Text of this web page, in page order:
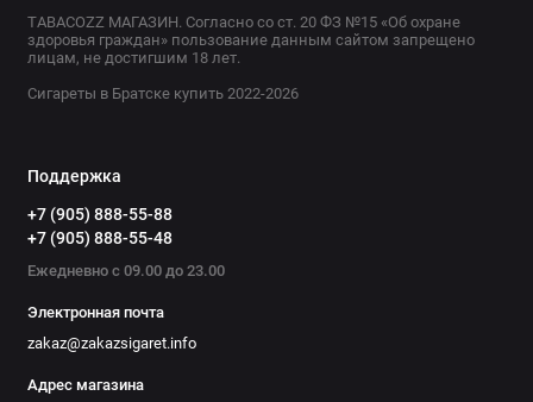
TABACOZZ МАГАЗИН. Согласно со ст. 20 ФЗ №15 «Об охране
здоровья граждан» пользование данным сайтом запрещено
лицам, не достигшим 18 лет.
Сигареты в Братске купить 2022-2026
Поддержка
+7 (905) 888-55-88
+7 (905) 888-55-48
Ежедневно с 09.00 до 23.00
Электронная почта
zakaz@zakazsigaret.info
Адрес магазина